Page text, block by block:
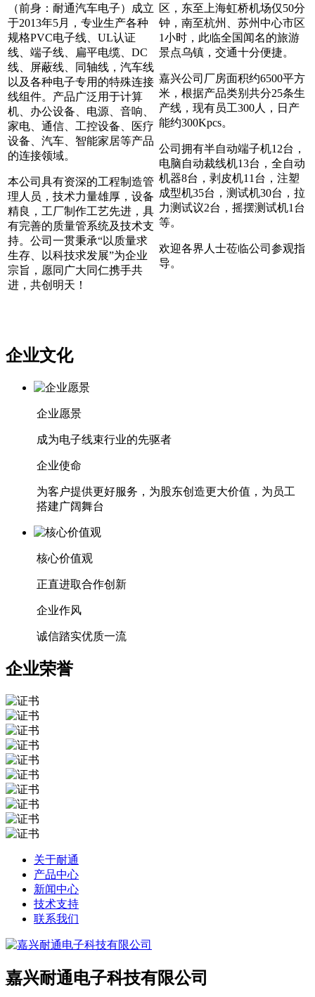
（前身：耐通汽车电子）成立
于2013年5月，专业生产各种
规格PVC电子线、UL认证
线、端子线、扁平电缆、DC
线、屏蔽线、同轴线，汽车线
以及各种电子专用的特殊连接
线组件。产品广泛用于计算
机、办公设备、电源、音响、
家电、通信、工控设备、医疗
设备、汽车、智能家居等产品
的连接领域。
本公司具有资深的工程制造管
理人员，技术力量雄厚，设备
精良，工厂制作工艺先进，具
有完善的质量管系统及技术支
持。公司一贯秉承“以质量求
生存、以科技求发展”为企业
宗旨，愿同广大同仁携手共
进，共创明天！
区，东至上海虹桥机场仅50分
钟，南至杭州、苏州中心市区
1小时，此临全国闻名的旅游
景点乌镇，交通十分便捷。
嘉兴公司厂房面积约6500平方
米，根据产品类别共分25条生
产线，现有员工300人，日产
能约300Kpcs。
公司拥有半自动端子机12台，
电脑自动裁线机13台，全自动
机器8台，剥皮机11台，注塑
成型机35台，测试机30台，拉
力测试议2台，摇摆测试机1台
等。
欢迎各界人士莅临公司参观指
导。
企业文化
企业愿景
成为电子线束行业的先驱者
企业使命
为客户提供更好服务，为股东创造更大价值，为员工
搭建广阔舞台
核心价值观
正直进取合作创新
企业作风
诚信踏实优质一流
企业荣誉
关于耐通
产品中心
新闻中心
技术支持
联系我们
嘉兴耐通电子科技有限公司